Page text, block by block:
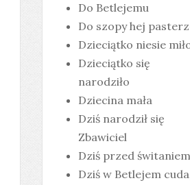
Do Betlejemu
Do szopy hej
Dzieciątko niesie
Dzieciątko się
narodziło
Dziecina mała
Dziś narodził się
Zbawiciel
Dziś przed świtaniem
Dziś w Betlejem